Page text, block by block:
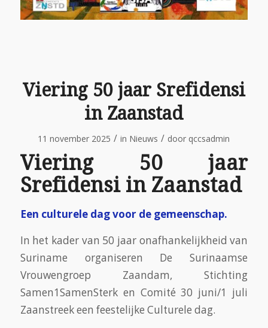
Viering 50 jaar Srefidensi
in Zaanstad
11 november 2025 / in Nieuws / door qccsadmin
Viering 50 jaar
Srefidensi in Zaanstad
Een culturele dag voor de gemeenschap.
In het kader van 50 jaar onafhankelijkheid van
Suriname organiseren De Surinaamse
Vrouwengroep Zaandam, Stichting
Samen1SamenSterk en Comité 30 juni/1 juli
Zaanstreek een feestelijke Culturele dag.